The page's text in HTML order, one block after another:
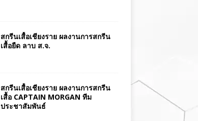
สกรีนเสื้อเชียงราย ผลงานการสกรีน
เสื้อยืด ลาบ ส.จ.
สกรีนเสื้อเชียงราย ผลงานการสกรีน
เสื้อ CAPTAIN MORGAN ทีม
ประชาสัมพันธ์